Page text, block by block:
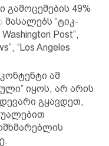
49%
მასალებს “ტიკ-
Post”,
“Los Angeles
ამ
იყოს, არ არის
გყავდეთ,